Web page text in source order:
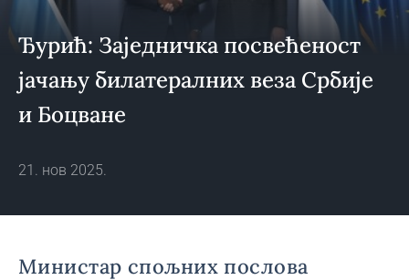
Ђурић: Заједничка посвећеност
јачању билатералних веза Србије
и Боцване
21. нов 2025.
Министар спољних послова